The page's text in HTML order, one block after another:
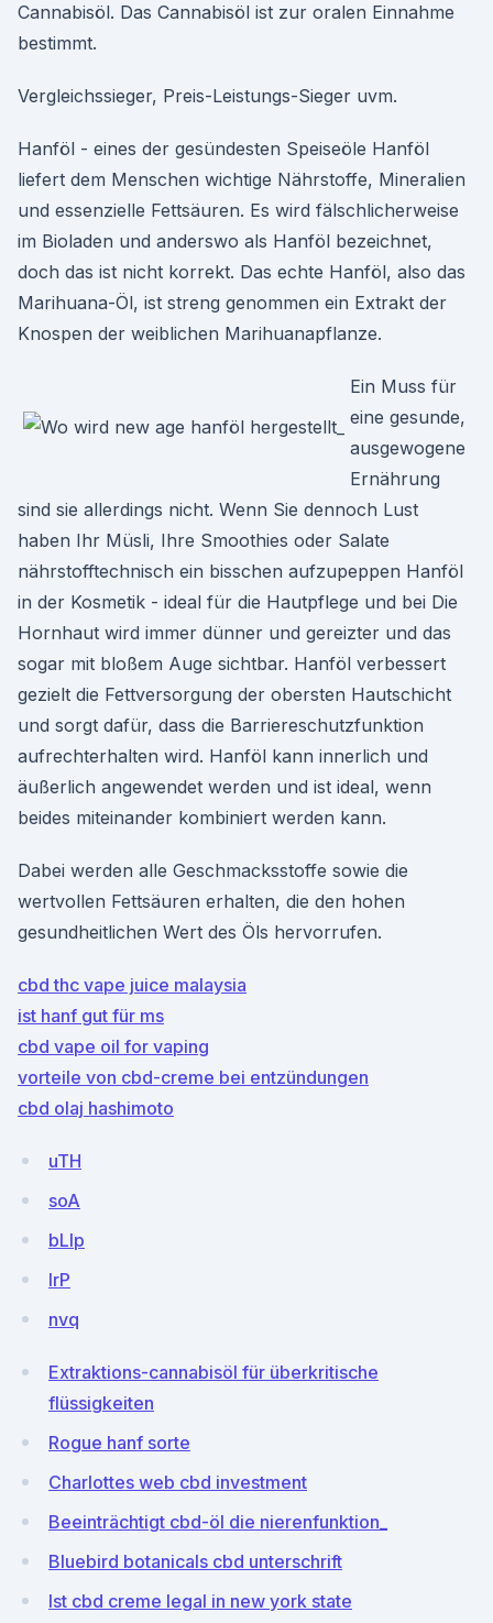
Cannabisöl. Das Cannabisöl ist zur oralen Einnahme
bestimmt.
Vergleichssieger, Preis-Leistungs-Sieger uvm.
Hanföl - eines der gesündesten Speiseöle Hanföl
liefert dem Menschen wichtige Nährstoffe, Mineralien
und essenzielle Fettsäuren. Es wird fälschlicherweise
im Bioladen und anderswo als Hanföl bezeichnet,
doch das ist nicht korrekt. Das echte Hanföl, also das
Marihuana-Öl, ist streng genommen ein Extrakt der
Knospen der weiblichen Marihuanapflanze.
Ein Muss für
eine gesunde,
ausgewogene
Ernährung
sind sie allerdings nicht. Wenn Sie dennoch Lust
haben Ihr Müsli, Ihre Smoothies oder Salate
nährstofftechnisch ein bisschen aufzupeppen Hanföl
in der Kosmetik - ideal für die Hautpflege und bei Die
Hornhaut wird immer dünner und gereizter und das
sogar mit bloßem Auge sichtbar. Hanföl verbessert
gezielt die Fettversorgung der obersten Hautschicht
und sorgt dafür, dass die Barriereschutzfunktion
aufrechterhalten wird. Hanföl kann innerlich und
äußerlich angewendet werden und ist ideal, wenn
beides miteinander kombiniert werden kann.
Dabei werden alle Geschmacksstoffe sowie die
wertvollen Fettsäuren erhalten, die den hohen
gesundheitlichen Wert des Öls hervorrufen.
cbd thc vape juice malaysia
ist hanf gut für ms
cbd vape oil for vaping
vorteile von cbd-creme bei entzündungen
cbd olaj hashimoto
uTH
soA
bLlp
IrP
nvq
Extraktions-cannabisöl für überkritische
flüssigkeiten
Rogue hanf sorte
Charlottes web cbd investment
Beeinträchtigt cbd-öl die nierenfunktion_
Bluebird botanicals cbd unterschrift
Ist cbd creme legal in new york state